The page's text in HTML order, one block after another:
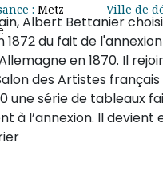
: Metz
Ville de
Albert Bettanier
1872 du fait de
en 1870. Il
des Artistes
une série de tableaux
à l’annexion. Il devient